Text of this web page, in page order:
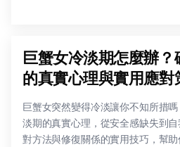
巨蟹女冷淡期怎麼辦
的真實心理與實用應對
巨蟹女突然變得冷淡讓你不知所措
淡期的真實心理，從安全感缺失到
對方法與修復關係的實用技巧，幫